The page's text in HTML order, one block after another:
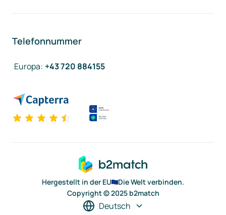
Telefonnummer
Europa: +43 720 884155
Hergestellt in der EU
Die Welt verbinden.
Copyright © 2025 b2match
Deutsch